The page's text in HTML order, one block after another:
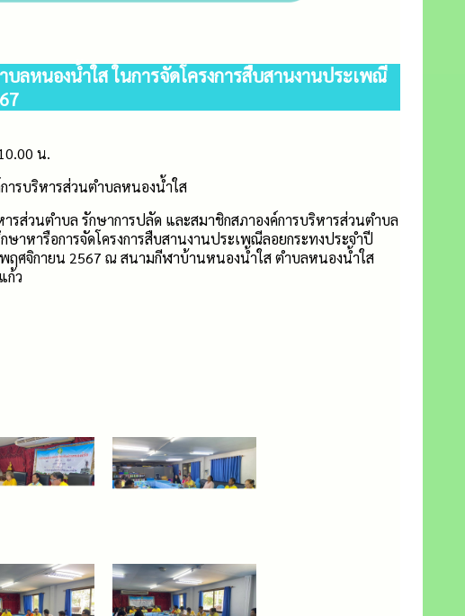
ลหนองน้ำใส ในการจัดโครงการสืบสานงานประเพณี
น.
ารบริหารส่วนตำบลหนองน้ำใส
ารส่วนตำบล รักษาการปลัด และสมาชิกสภาองค์การบริหารส่วนตำบล
าหารือการจัดโครงการสืบสานงานประเพณีลอยกระทงประจำปี
ฤศจิกายน 2567 ณ สนามกีฬาบ้านหนองน้ำใส ตำบลหนองน้ำใส
ก้ว